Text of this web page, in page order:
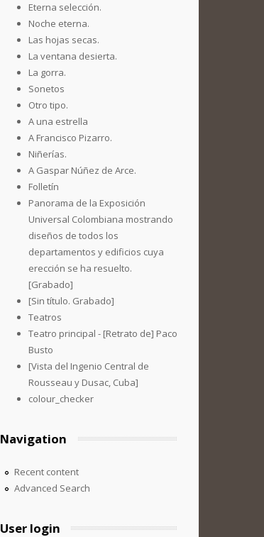
Eterna selección.
Noche eterna.
Las hojas secas.
La ventana desierta.
La gorra.
Sonetos
Otro tipo.
A una estrella
A Francisco Pizarro.
Niñerías.
A Gaspar Núñez de Arce.
Folletín
Panorama de la Exposición
Universal Colombiana mostrando
diseños de todos los
departamentos y edificios cuya
erección se ha resuelto.
[Grabado]
[Sin título. Grabado]
Teatros
Teatro principal - [Retrato de] Paco
Busto
[Vista del Ingenio Central de
Rousseau y Dusac, Cuba]
colour_checker
Navigation
Recent content
Advanced Search
User login